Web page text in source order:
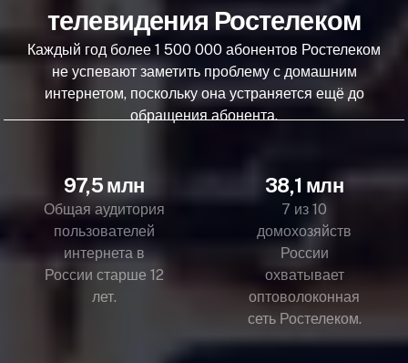
телевидения Ростелеком
Каждый год более 1 500 000 абонентов Ростелеком
не успевают заметить проблему с домашним
интернетом, поскольку она устраняется ещё до
обращения абонента.
97,5 млн
Общая аудитория
пользователей
интернета в
России старше 12
лет.
38,1 млн
7 из 10
домохозяйств
России
охватывает
оптоволоконная
сеть Ростелеком.